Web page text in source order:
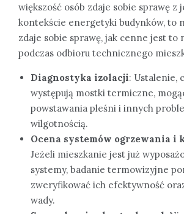
większość osób zdaje sobie sprawę z
kontekście energetyki budynków, to
zdaje sobie sprawę, jak cenne jest to
podczas odbioru technicznego
Diagnostyka izolacji: Ustalenie,
występują mostki termiczne,
powstawania pleśni i innych
wilgotnością.
Ocena systemów ogrzewania i
Jeżeli mieszkanie jest już
systemy, badanie termowizyjne
zweryfikować ich efektywność
wady.